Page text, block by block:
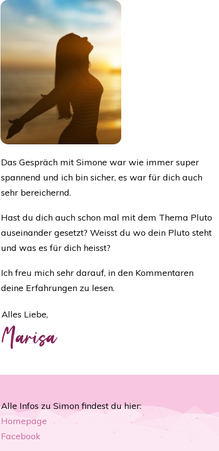
Das Gespräch mit Simone war wie immer super
spannend und ich bin sicher, es war für dich auch
sehr bereichernd.
Hast du dich auch schon mal mit dem Thema Pluto
auseinander gesetzt? Weisst du wo dein Pluto steht
und was es für dich heisst?
Ich freu mich sehr darauf, in den Kommentaren
deine Erfahrungen zu lesen.
Alles Liebe,
Marisa
Alle Infos zu Simon findest du hier:
Homepage
Facebook